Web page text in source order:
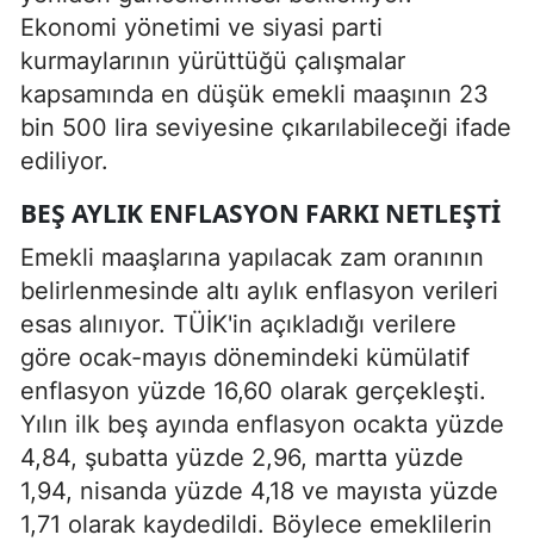
Ekonomi yönetimi ve siyasi parti
kurmaylarının yürüttüğü çalışmalar
kapsamında en düşük emekli maaşının 23
bin 500 lira seviyesine çıkarılabileceği ifade
ediliyor.
BEŞ AYLIK ENFLASYON FARKI NETLEŞTI
Emekli maaşlarına yapılacak zam oranının
belirlenmesinde altı aylık enflasyon verileri
esas alınıyor. TÜİK'in açıkladığı verilere
göre ocak-mayıs dönemindeki kümülatif
enflasyon yüzde 16,60 olarak gerçekleşti.
Yılın ilk beş ayında enflasyon ocakta yüzde
4,84, şubatta yüzde 2,96, martta yüzde
1,94, nisanda yüzde 4,18 ve mayısta yüzde
1,71 olarak kaydedildi. Böylece emeklilerin